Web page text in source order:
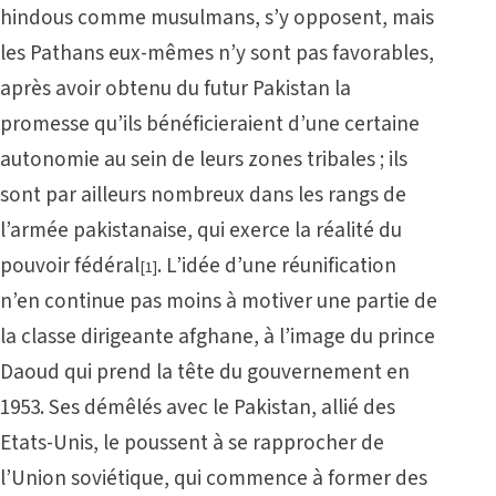
hindous comme musulmans, s’y opposent, mais
les Pathans eux-mêmes n’y sont pas favorables,
après avoir obtenu du futur Pakistan la
promesse qu’ils bénéficieraient d’une certaine
autonomie au sein de leurs zones tribales ; ils
sont par ailleurs nombreux dans les rangs de
l’armée pakistanaise, qui exerce la réalité du
pouvoir fédéral[1]. L’idée d’une réunification
n’en continue pas moins à motiver une partie de
la classe dirigeante afghane, à l’image du prince
Daoud qui prend la tête du gouvernement en
1953. Ses démêlés avec le Pakistan, allié des
Etats-Unis, le poussent à se rapprocher de
l’Union soviétique, qui commence à former des